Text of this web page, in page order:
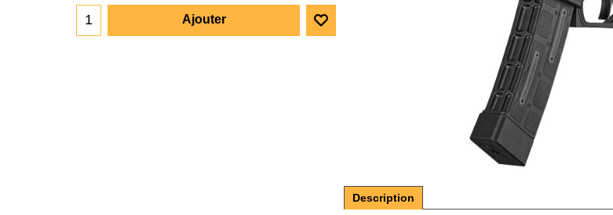
Ajouter
Description